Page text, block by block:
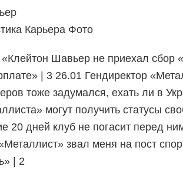
Карьера Фото
Шавьер не приехал сбор
| 3 26.01 Гендиректор
тоже задумался, ехать ли в
могут получить статусы
20 дней клуб не погасит перед
звал меня на пост
| 2